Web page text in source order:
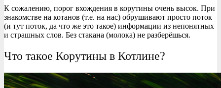
К сожалению, порог вхождения в корутины очень высок. При
знакомстве на котанов (т.е. на нас) обрушивают просто поток
(и тут поток, да что же это такое) информации из непонятных
и страшных слов. Без стакана (молока) не разберёшься.
Что такое Корутины в Котлине?